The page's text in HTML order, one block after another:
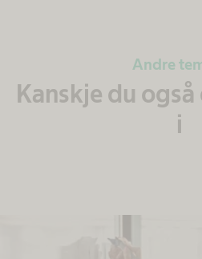
Andre
Kanskje du
i